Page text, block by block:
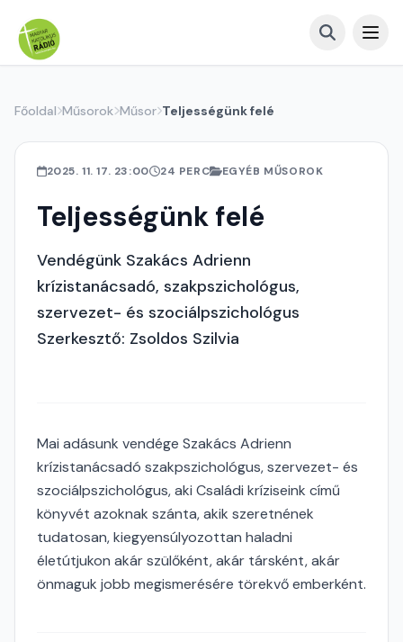
Főoldal Műsorok Műsor Teljességünk felé
2025. 11. 17. 23:00 24 PERC EGYÉB MŰSOROK
Teljességünk felé
Vendégünk Szakács Adrienn
krízistanácsadó, szakpszichológus,
szervezet- és szociálpszichológus
Szerkesztő: Zsoldos Szilvia
Mai adásunk vendége Szakács Adrienn
krízistanácsadó szakpszichológus, szervezet- és
szociálpszichológus, aki Családi kríziseink című
könyvét azoknak szánta, akik szeretnének
tudatosan, kiegyensúlyozottan haladni
életútjukon akár szülőként, akár társként, akár
önmaguk jobb megismerésére törekvő emberként.